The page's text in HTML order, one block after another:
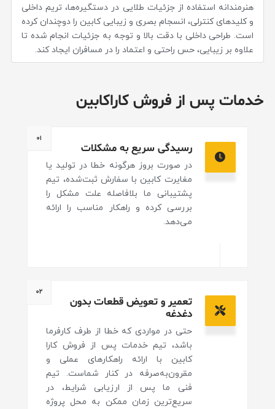
هنرمندانه استفاده از جزئیات طلایی در دستگیره‌ها، تریم داخلی
و کلیدهای کنترلی، انسجام بصری و زیبایی کابین را دوچندان کرده
است. طراحی داخلی با دقت بالا و توجه به جزئیات انجام شده تا
علاوه بر زیبایی، حس راحتی و اعتماد را در مسافران ایجاد کند.
خدمات پس از فروش کاراکابین
۰۱
رسیدگی سریع به مشکلات
در صورت بروز هرگونه خطا در تولید یا
مغایرت کابین با سفارش ثبت‌شده، تیم
پشتیبانی ما بلافاصله علت مشکل را
بررسی کرده و راهکار مناسب را ارائه
می‌دهد.
۰۲
تعمیر و تعویض قطعات بدون
دغدغه
حتی در مواردی که خطا از طرف کارفرما
باشد، تیم خدمات پس از فروش کارا
کابین با ارائه راهکارهای عملی و
مقرون‌به‌صرفه در کنار شماست. تیم
فنی ما پس از ارزیابی شرایط، در
سریع‌ترین زمان ممکن به محل پروژه